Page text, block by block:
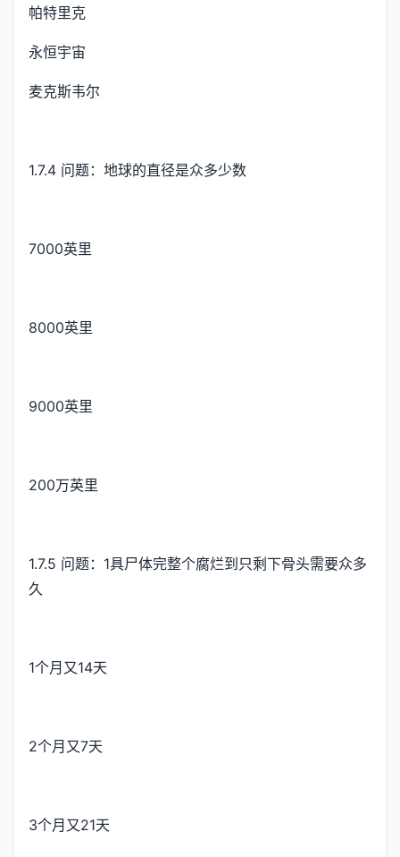
帕特里克
永恒宇宙
麦克斯韦尔
1.7.4 问题：地球的直径是众多少数
7000英里
8000英里
9000英里
200万英里
1.7.5 问题：1具尸体完整个腐烂到只剩下骨头需要众多
久
1个月又14天
2个月又7天
3个月又21天